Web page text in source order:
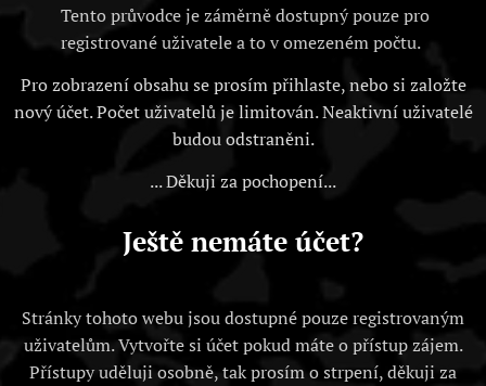
Tento průvodce je záměrně dostupný pouze pro
registrované uživatele a to v omezeném počtu.
Pro zobrazení obsahu se prosím přihlaste, nebo si založte
nový účet. Počet uživatelů je limitován. Neaktivní uživatelé
budou odstraněni.
... Děkuji za pochopení...
Ještě nemáte účet?
Stránky tohoto webu jsou dostupné pouze registrovaným
uživatelům. Vytvořte si účet pokud máte o přístup zájem.
Přístupy uděluji osobně, tak prosím o strpení, děkuji za